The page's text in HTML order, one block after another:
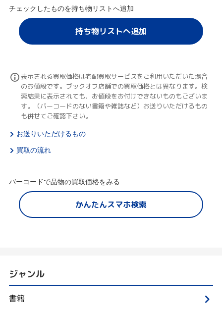
チェックしたものを持ち物リストへ追加
持ち物リストへ追加
表示される買取価格は宅配買取サービスをご利用いただいた場合
のお値段です。ブックオフ店舗での買取価格とは異なります。検
索結果に表示されても、お値段をお付けできないものもございま
す。（バーコードのない書籍や雑誌など）お送りいただけるもの
も併せてご確認下さい。
お送りいただけるもの
買取の流れ
バーコードで品物の買取価格をみる
かんたんスマホ検索
ジャンル
書籍